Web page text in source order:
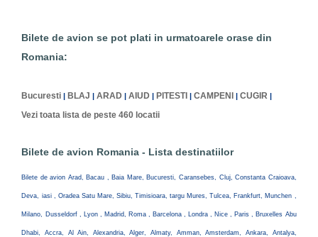
Bilete de avion se pot plati in urmatoarele orase din
Romania:
Bucuresti | BLAJ |ARAD |AIUD | PITESTI |CAMPENI |CUGIR |
Vezi toata lista de peste 460 locatii
Bilete de avion Romania - Lista destinatiilor
Bilete de avion Arad, Bacau , Baia Mare, Bucuresti, Caransebes, Cluj, Constanta Craioava,
Deva, iasi , Oradea Satu Mare, Sibiu, Timisioara, targu Mures, Tulcea, Frankfurt, Munchen ,
Milano, Dusseldorf , Lyon , Madrid, Roma , Barcelona , Londra , Nice , Paris , Bruxelles Abu
Dhabi, Accra, Al Ain, Alexandria, Alger, Almaty, Amman, Amsterdam, Ankara, Antalya,